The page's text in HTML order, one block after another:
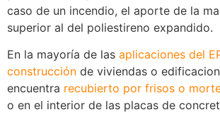
caso de un incendio, el aporte de la
superior al del poliestireno expandido.
En la mayoría de las aplicaciones del
construcción de viviendas o
encuentra recubierto por frisos o
o en el interior de las placas de